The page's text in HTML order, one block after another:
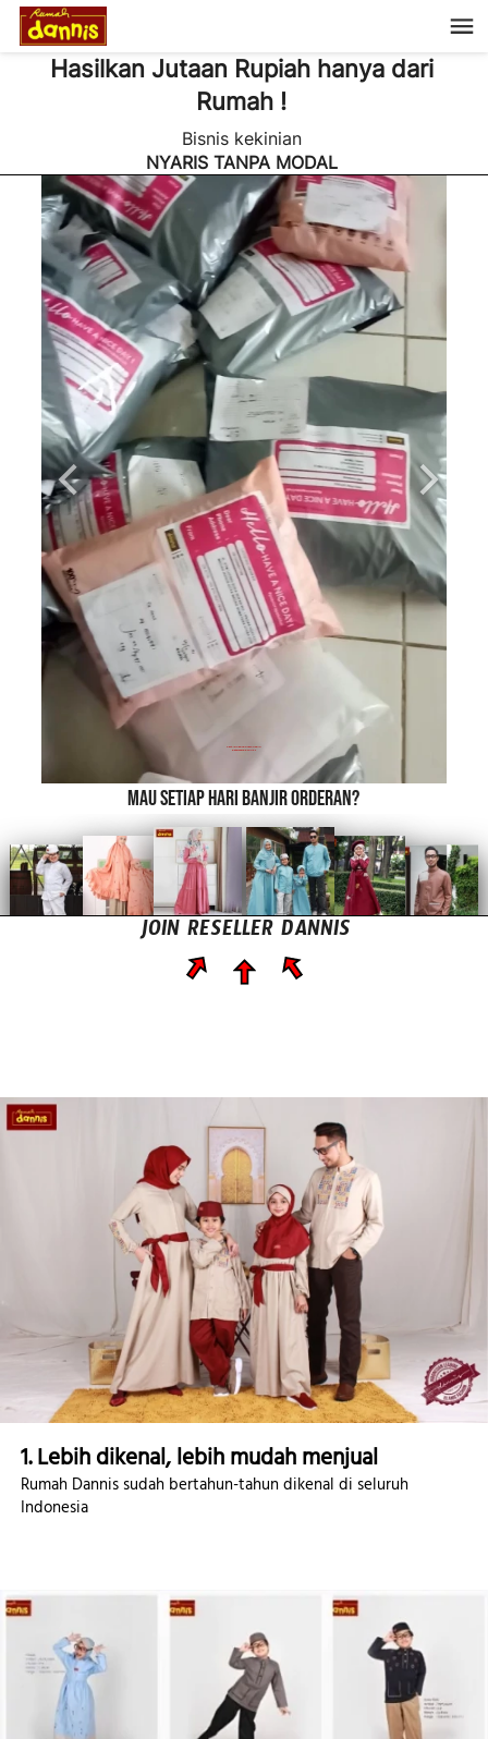
Hasilkan Jutaan Rupiah hanya dari
Rumah !
Bisnis kekinian
NYARIS TANPA MODAL
Mau setiap hari banjir orderan?
JOIN RESELLER DANNIS
APASIH KEUNTUNGAN JOIN
RESELLER DANNIS?
1. Lebih dikenal, lebih mudah menjual
Rumah Dannis sudah bertahun-tahun dikenal di seluruh
Indonesia